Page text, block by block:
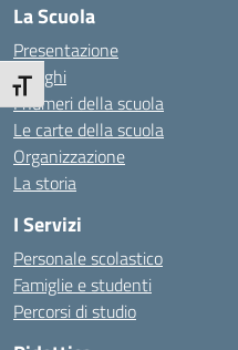
Attiva/disattiva dimensione testo
La Scuola
Presentazione
I luoghi
I numeri della scuola
Le carte della scuola
Organizzazione
La storia
I Servizi
Personale scolastico
Famiglie e studenti
Percorsi di studio